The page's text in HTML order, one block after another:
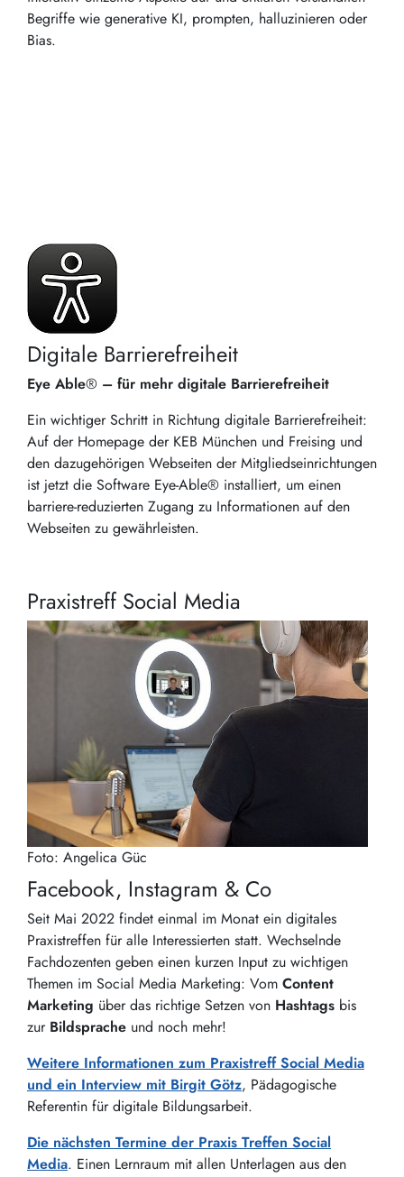
Begriffe wie generative KI, prompten, halluzinieren oder
Bias.
Digitale Barrierefreiheit
Eye Able® – für mehr digitale Barrierefreiheit
Ein wichtiger Schritt in Richtung digitale Barrierefreiheit:
Auf der Homepage der KEB München und Freising und
den dazugehörigen Webseiten der Mitgliedseinrichtungen
ist jetzt die Software Eye-Able® installiert, um einen
barriere-reduzierten Zugang zu Informationen auf den
Webseiten zu gewährleisten.
Praxistreff Social Media
Foto: Angelica Güc
Facebook, Instagram & Co
Seit Mai 2022 findet einmal im Monat ein digitales
Praxistreffen für alle Interessierten statt. Wechselnde
Fachdozenten geben einen kurzen Input zu wichtigen
Themen im Social Media Marketing: Vom Content
Marketing über das richtige Setzen von Hashtags bis
zur Bildsprache und noch mehr!
Weitere Informationen zum Praxistreff Social Media
und ein Interview mit Birgit Götz, Pädagogische
Referentin für digitale Bildungsarbeit.
Die nächsten Termine der Praxis Treffen Social
Media. Einen Lernraum mit allen Unterlagen aus den